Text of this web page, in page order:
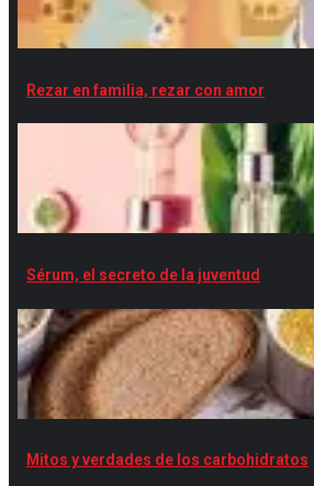
Rezar en familia, rezar con amor
Sérum, el secreto de la juventud
Mitos y verdades de los carbohidratos